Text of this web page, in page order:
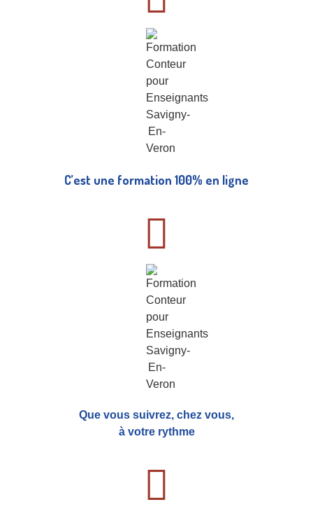
C’est une formation 100% en ligne
Que vous suivrez, chez vous,
à votre rythme